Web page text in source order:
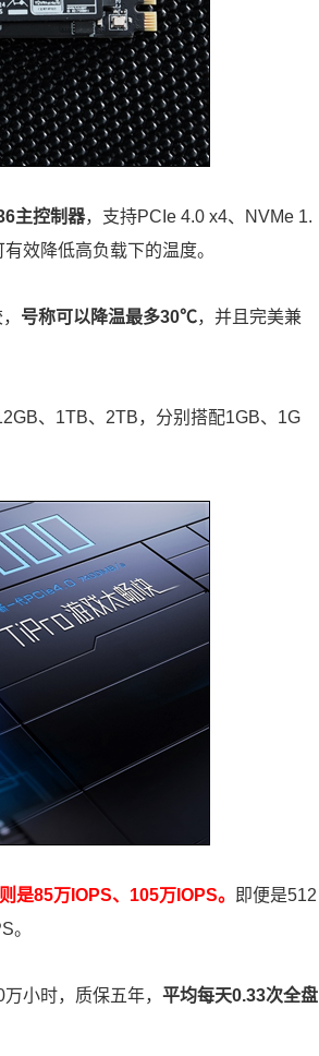
主控制器，支持PCIe 4.0 x4、NVMe 1.
效降低高负载下的温度。
号称可以降温最多30℃，并且完美兼
、1TB、2TB，分别搭配1GB、1G
是85万IOPS、105万IOPS。
即便是512
。
小时，质保五年， 平均每天0.33次全盘